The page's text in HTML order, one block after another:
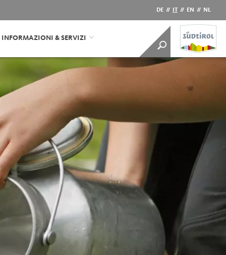
DE // IT // EN // NL
INFORMAZIONI & SERVIZI